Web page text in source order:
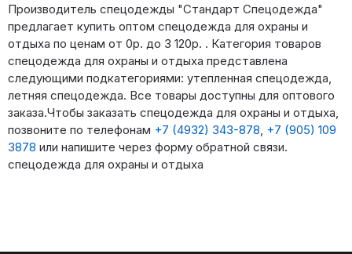
Производитель спецодежды "Стандарт Спецодежда"
предлагает купить оптом спецодежда для охраны и
отдыха по ценам от 0р. до 3 120р. . Категория товаров
спецодежда для охраны и отдыха представлена
следующими подкатегориями: утепленная спецодежда,
летняя спецодежда. Все товары доступны для оптового
заказа.Чтобы заказать спецодежда для охраны и отдыха,
позвоните по телефонам +7 (4932) 343-878 +7 (905) 109
3878 или напишите через форму обратной связи.
спецодежда для охраны и отдыха